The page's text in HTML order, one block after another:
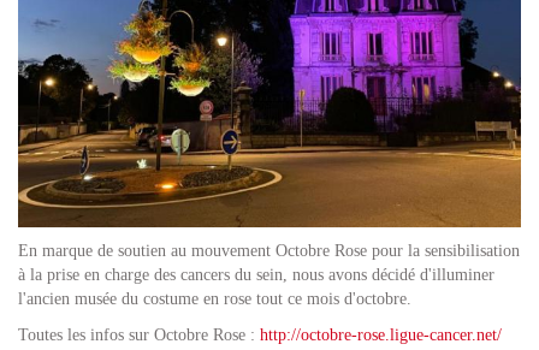
En marque de soutien au mouvement Octobre Rose pour la sensibilisation
à la prise en charge des cancers du sein, nous avons décidé d'illuminer
l'ancien musée du costume en rose tout ce mois d'octobre.
Toutes les infos sur Octobre Rose : http://octobre-rose.ligue-cancer.net/